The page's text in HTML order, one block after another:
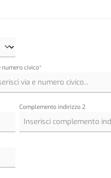
numero civico*
Complemento indirizzo 2